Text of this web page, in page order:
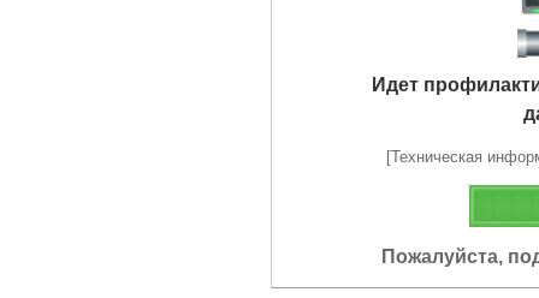
Идет
[Техническая
Пожалуйста,